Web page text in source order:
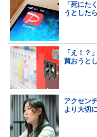
「死にた
うとした
「え！？
買おうと
アクセン
より大切